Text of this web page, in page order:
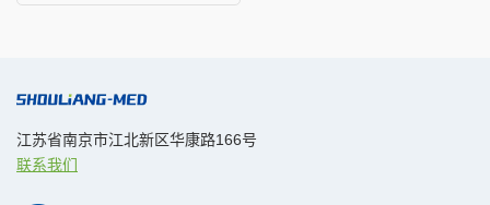
江苏省南京市江北新区华康路166号
联系我们